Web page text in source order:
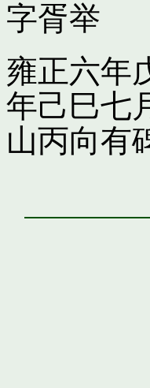
字胥举
雍正六年
年己巳七
山丙向有